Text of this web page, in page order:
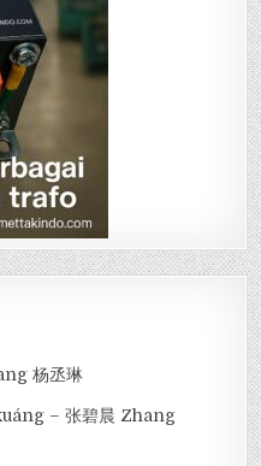
杨丞琳
– 张碧晨 Zhang